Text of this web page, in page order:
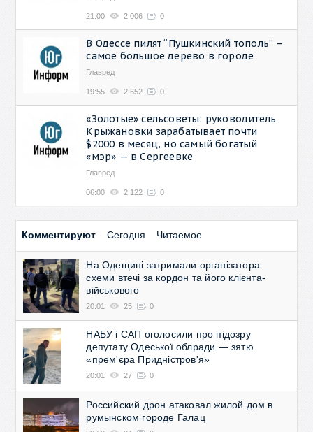
21:00 2 006 0
В Одессе пилят “Пушкинский тополь” –
самое большое дерево в городе
Главред
19:55 2 652 0
«Золотые» сельсоветы: руководитель
Крыжановки зарабатывает почти
$2000 в месяц, но самый богатый
«мэр» — в Сергеевке
Главред
06:00 2 122 0
Комментируют Сегодня Читаемое
На Одещині затримали організатора
схеми втечі за кордон та його клієнта-
військового
20:01 25 0
НАБУ і САП оголосили про підозру
депутату Одеської облради — зятю
«прем'єра Придністров'я»
20:01 27 0
Российский дрон атаковал жилой дом в
румынском городе Галац